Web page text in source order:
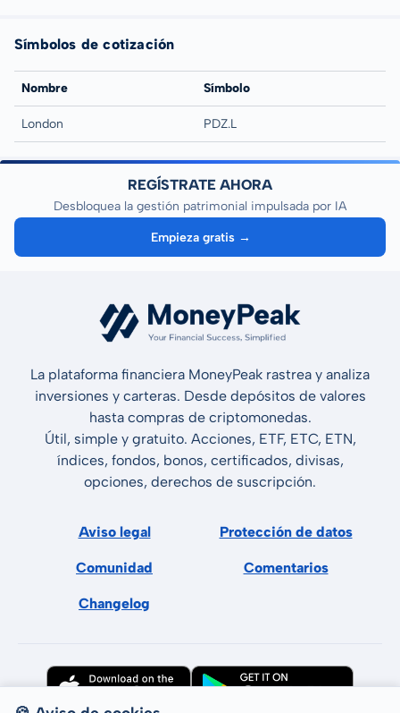
Símbolos de cotización
Nombre Símbolo
London PDZ.L
REGÍSTRATE AHORA
Desbloquea la gestión patrimonial impulsada por IA
Empieza gratis →
La plataforma financiera MoneyPeak rastrea y analiza
inversiones y carteras. Desde depósitos de valores
hasta compras de criptomonedas.
Útil, simple y gratuito. Acciones, ETF, ETC, ETN,
índices, fondos, bonos, certificados, divisas,
opciones, derechos de suscripción.
Aviso legal Protección de datos
Comunidad Comentarios
Changelog